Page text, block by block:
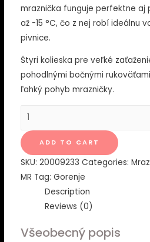
mraznička funguje perfektne aj
až -15 °C, čo z nej robí ideálnu
pivnice.
Štyri kolieska pre veľké
pohodlnými bočnými
ľahký pohyb mrazničky.
F39FPW4
stojaca
mraznička
ADD TO CART
SKU: 20009233 Categories:
MR Tag: Gorenje
Description
Reviews (0)
Všeobecný popis